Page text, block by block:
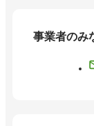
事業者のみ